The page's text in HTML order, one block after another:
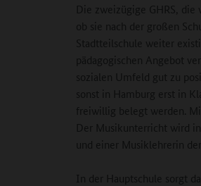
Die zweizügige GHRS,
ob sie nach der großen
Stadtteilschule weiter
pädagogischen Angebot
sozialen Umfeld gut zu
sonst in Hamburg erst in
freiwillig belegt werden.
Der Musikunterricht wird
und einer Musiklehrerin
In der Hauptschule sorgt